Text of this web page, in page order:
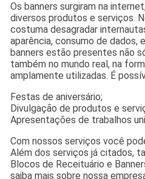
Os banners surgiram na
diversos produtos e serviços.
costuma desagradar
aparência, consumo de dados,
banners estão presentes não
também no mundo real, na
amplamente utilizadas. É
Festas de aniversário;
Divulgação de produtos e
Apresentações de trabalhos
Com nossos serviços você
Além dos serviços já citados,
Blocos de Receituário e
saiba mais sobre nossa